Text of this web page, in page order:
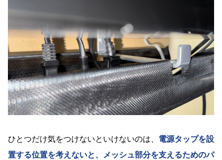
ひとつだけ気をつけないといけないのは、 電源タップを設
置する位置を考えないと、メッシュ部分を支えるためのパ